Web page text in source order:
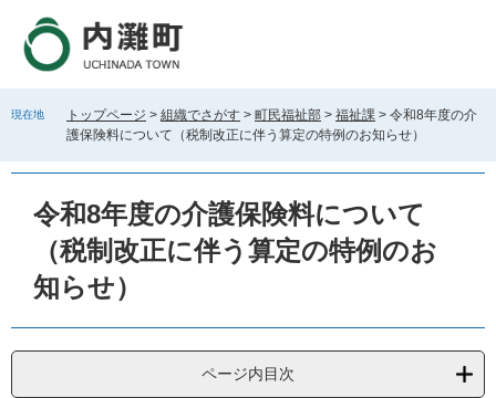
す
し
現在地 トップページ > 組織でさがす > 町民福祉部 > 福祉課 > 令和8年度の介
護保険料について（税制改正に伴う算定の特例のお知らせ）
令和8年度の介護保険料について
（税制改正に伴う算定の特例のお
知らせ）
ページ内目次